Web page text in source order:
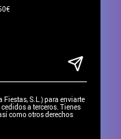
Fiestas, S.L.) para enviarte
a terceros. Tienes
como otros derechos